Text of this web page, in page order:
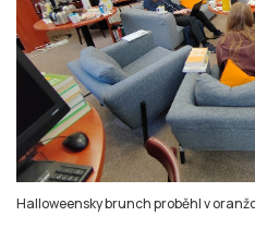
Halloweensky brunch proběhl v